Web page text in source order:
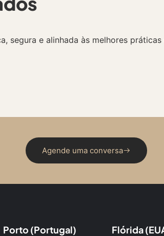
segura e alinhada às melhores
Agende uma conversa
Porto (Portugal) Flórida